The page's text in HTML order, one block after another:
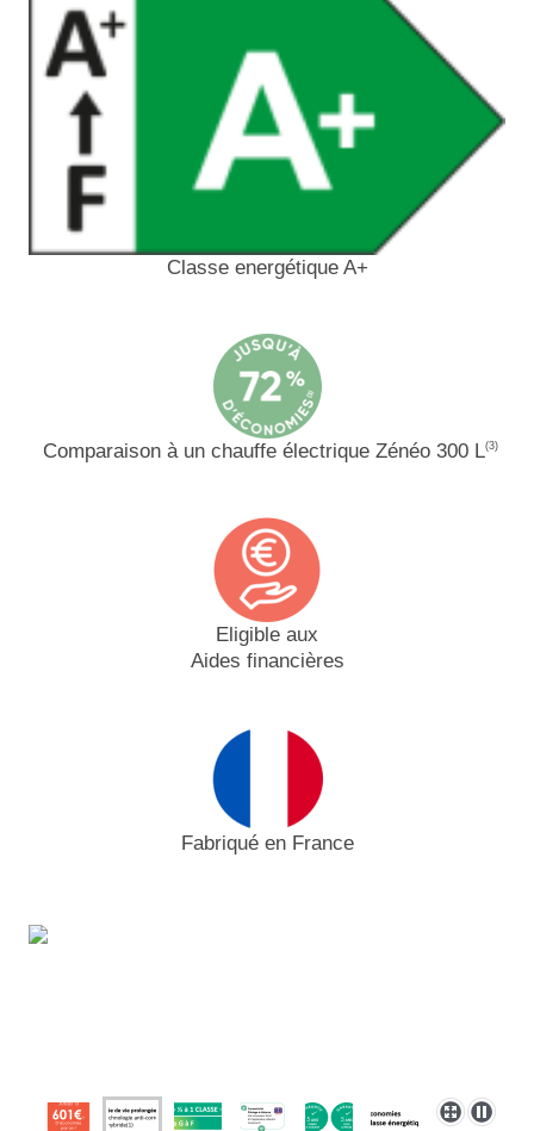
Classe energétique A+
Comparaison à un chauffe électrique Zénéo 300 L(3)
Eligible aux
Aides financières
Fabriqué en France